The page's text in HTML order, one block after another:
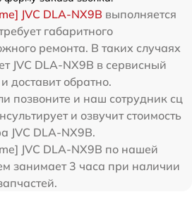
JVC DLA-NX9B выполняется
габаритного
ремонта. В таких случаях
JVC DLA-NX9B в сервисный
доставит обратно.
позвоните и наш сотрудник сц
и озвучит стоимость
JVC DLA-NX9B.
JVC DLA-NX9B по нашей
занимает 3 часа при наличии